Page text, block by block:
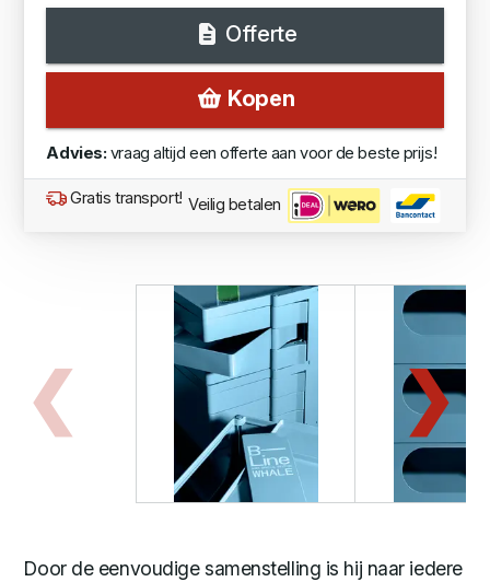
Offerte
Kopen
Advies: vraag altijd een offerte aan voor de beste prijs!
Gratis transport! Veilig betalen
Door de eenvoudige samenstelling is hij naar iedere